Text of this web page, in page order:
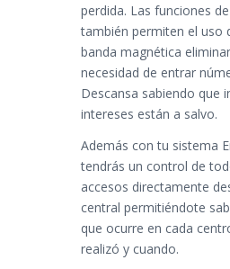
perdida. Las funciones
también permiten el uso
banda magnética
necesidad de entrar
Descansa sabiendo que
intereses están a salvo.
Además con tu sistema
tendrás un control de
accesos directamente
central permitiéndote
que ocurre en cada
realizó y cuando.